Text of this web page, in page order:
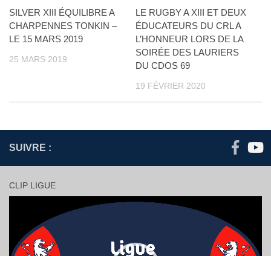
SILVER XIII ÉQUILIBRE A
CHARPENNES TONKIN –
LE 15 MARS 2019
25 MARS 2019
LE RUGBY A XIII ET DEUX
ÉDUCATEURS DU CRL A
L’HONNEUR LORS DE LA
SOIRÉE DES LAURIERS
DU CDOS 69
19 FÉVRIER 2020
SUIVRE :
CLIP LIGUE